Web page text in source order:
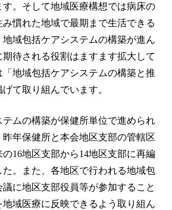
。そして地域医療構想では病床の
慣れた地域で最期まで生活できる
域包括ケアシステムの構築が進ん
待される役割はますます拡大して
地域包括ケアシステムの構築と推
て取り組んでいます。
ムの構築が保健所単位で進められ
年保健所と本会地区支部の管轄区
16地区支部から14地区支部に再編
た。また、各地区で行われる地域包
に地区支部役員等が参加すること
域医療に反映できるよう取り組ん